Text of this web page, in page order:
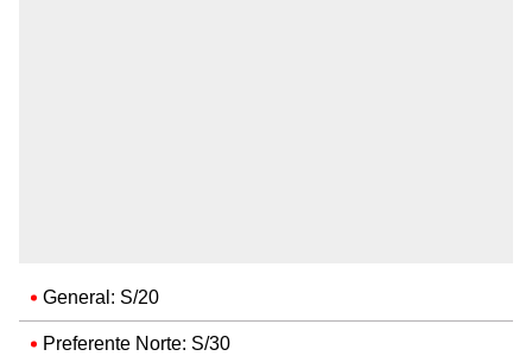
General: S/20
Preferente Norte: S/30